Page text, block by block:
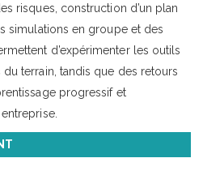
risques, construction d’un plan
simulations en groupe et des
d’expérimenter les outils
terrain, tandis que des retours
progressif et